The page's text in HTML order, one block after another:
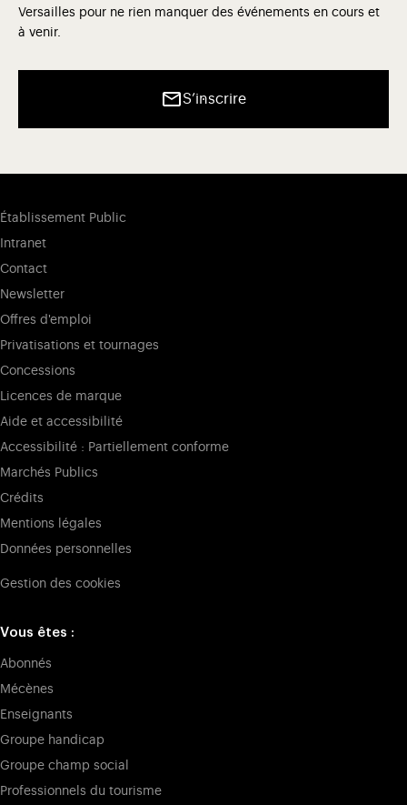
Versailles pour ne rien manquer des événements en cours et
à venir.
S’inscrire
Établissement Public
Intranet
Contact
Newsletter
Offres d'emploi
Privatisations et tournages
Concessions
Licences de marque
Aide et accessibilité
Accessibilité : Partiellement conforme
Marchés Publics
Crédits
Mentions légales
Données personnelles
Gestion des cookies
Vous êtes :
Abonnés
Mécènes
Enseignants
Groupe handicap
Groupe champ social
Professionnels du tourisme